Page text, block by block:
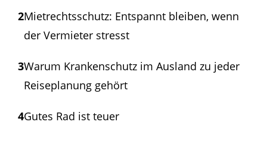
2Mietrechtsschutz: Entspannt bleiben, wenn
der Vermieter stresst
3Warum Krankenschutz im Ausland zu jeder
Reiseplanung gehört
4Gutes Rad ist teuer